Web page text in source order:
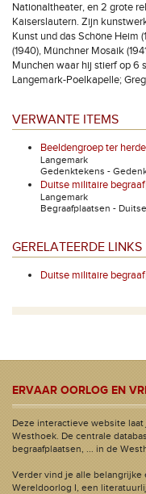
Nationaltheater, en 2 grote
Kaiserslautern. Zijn
Kunst und das Schöne Heim
(1940), Münchner Mosaik
Munchen waar hij stierf op 6
Langemark-Poelkapelle;
VERWANTE ITEMS
Beeldengroep ter
Langemark
Gedenktekens -
Duitse militaire
Langemark
Begraafplaatsen -
GERELATEERDE LINKS
Duitse militaire
ERVAAR OORLOG EN
Deze interactieve website
Westhoek. De centrale
begraafplaatsen, ... in de
Verder vind je alle
Wereldoorlog I, een